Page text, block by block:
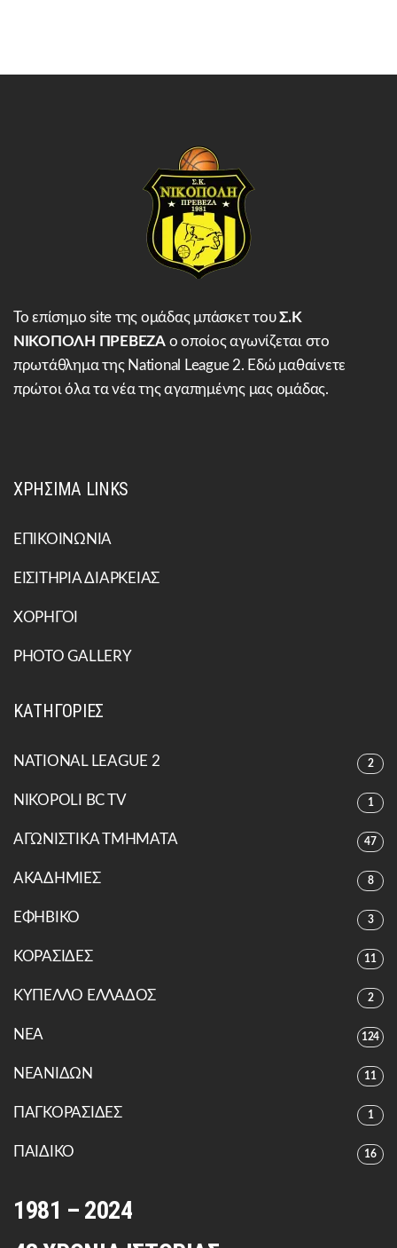
Το επίσημο site της ομάδας μπάσκετ τουΣ.Κ
ΝΙΚΟΠΟΛΗ ΠΡΕΒΕΖΑο οποίος αγωνίζεται στο
πρωτάθλημα της National League 2. Εδώ μαθαίνετε
πρώτοι όλα τα νέα της αγαπημένης μας ομάδας.
ΧΡΗΣΙΜΑ LINKS
ΕΠΙΚΟΙΝΩΝΙΑ
ΕΙΣΙΤΗΡΙΑ ΔΙΑΡΚΕΙΑΣ
ΧΟΡΗΓΟΙ
PHOTO GALLERY
ΚΑΤΗΓΟΡΙΕΣ
NATIONAL LEAGUE 2 2
NIKOPOLI BC TV 1
ΑΓΩΝΙΣΤΙΚΑ ΤΜΗΜΑΤΑ 47
ΑΚΑΔΗΜΙΕΣ 8
ΕΦΗΒΙΚΟ 3
ΚΟΡΑΣΙΔΕΣ 11
ΚΥΠΕΛΛΟ ΕΛΛΑΔΟΣ 2
ΝΕΑ 124
ΝΕΑΝΙΔΩΝ 11
ΠΑΓΚΟΡΑΣΙΔΕΣ 1
ΠΑΙΔΙΚΟ 16
1981 – 2024